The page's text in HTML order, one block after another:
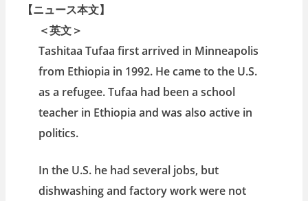
【ニュース本文】
＜英文＞
Tashitaa Tufaa first arrived in Minneapolis
from Ethiopia in 1992. He came to the U.S.
as a refugee. Tufaa had been a school
teacher in Ethiopia and was also active in
politics.
In the U.S. he had several jobs, but
dishwashing and factory work were not